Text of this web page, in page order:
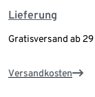
Lieferung
Gratisversand ab
Versandkosten